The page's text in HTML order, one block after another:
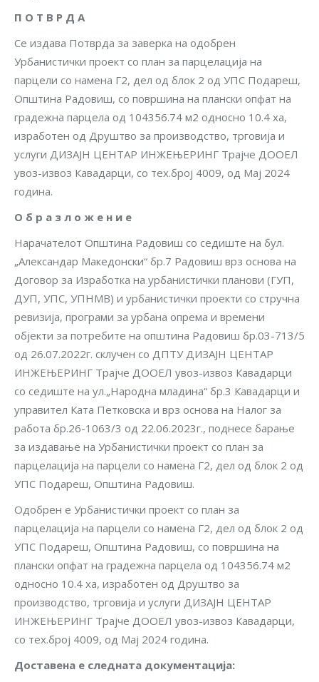
П О Т В Р Д А
Се издава Потврда за заверка на одобрен
Урбанистички проект со план за парцелација на
парцели со намена Г2, дел од блок 2 од УПС Подареш,
Општина Радовиш, со површина на плански опфат на
градежна парцела од 104356.74 м2 односно 10.4 ха,
изработен од Друштво за производство, трговија и
услуги ДИЗАЈН ЦЕНТАР ИНЖЕЊЕРИНГ Трајче ДООЕЛ
увоз-извоз Кавадарци, со тех.број 4009, од Мај 2024
година.
О б р а з л о ж е н и е
Нарачателoт Општина Радовиш со седиште на бул.
„Александар Македонски“ бр.7 Радовиш врз основа на
Договор за Изработка на урбанистички планови (ГУП,
ДУП, УПС, УПНМВ) и урбанистички проекти со стручна
ревизија, програми за урбана опрема и времени
објекти за потребите на општина Радовиш бр.03-713/5
од 26.07.2022г. склучен со ДПТУ ДИЗАЈН ЦЕНТАР
ИНЖЕЊЕРИНГ Трајче ДООЕЛ увоз-извоз Кавадарци
со седиште на ул.„Народна младина“ бр.3 Кавадарци и
управител Ката Петковска и врз основа на Налог за
работа бр.26-1063/3 од 22.06.2023г., поднесе барање
за издавање на Урбанистички проект со план за
парцелација на парцели со намена Г2, дел од блок 2 од
УПС Подареш, Општина Радовиш.
Одобрен е Урбанистички проект со план за
парцелација на парцели со намена Г2, дел од блок 2 од
УПС Подареш, Општина Радовиш, со површина на
плански опфат на градежна парцела од 104356.74 м2
односно 10.4 ха, изработен од Друштво за
производство, трговија и услуги ДИЗАЈН ЦЕНТАР
ИНЖЕЊЕРИНГ Трајче ДООЕЛ увоз-извоз Кавадарци,
со тех.број 4009, од Мај 2024 година.
Доставена е следната документација: